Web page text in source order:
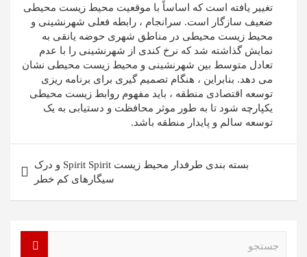
تغییر یافته است که اساساً با موقعیت محیط زیست محیطی
ضعیف سازگار است. سرانجام ، رابطه فعلی شهرنشینی و
محیط زیست محیطی در مناطق شهری حوضه یانقی به
نمایش گذاشته شد که نرخ کندی از شهرنشینی را با عدم
تعادل متوسط ​​بین شهرنشینی و محیط زیست محیطی نشان
می دهد. بنابراین ، هنگام تصمیم گیری برای برنامه ریزی
توسعه اقتصادی منطقه ، باید مفهوم روابط زیست محیطی
یکپارچه شود تا به طور موثر محافظت و دستیابی به یک
توسعه سالم و پایدار منطقه باشد.
بسته بندی طرفدار محیط زیست Spirit Spirit و درک
سیگارهای کم خطر